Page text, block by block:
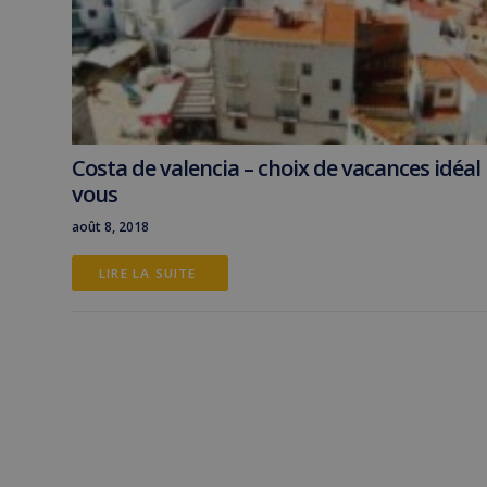
Costa de valencia – choix de vacances
vous
août 8, 2018
LIRE LA SUITE